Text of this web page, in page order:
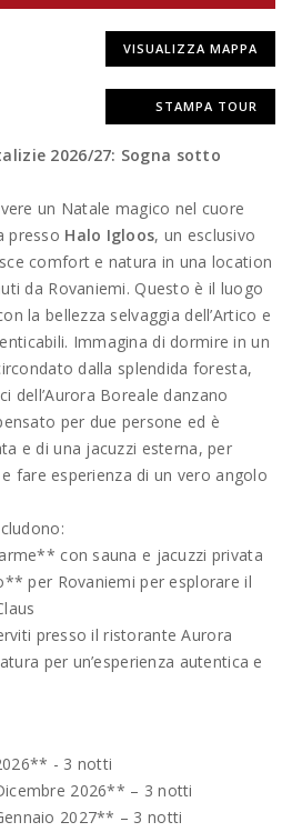
VISUALIZZA MAPPA
STAMPA TOUR
2026/27: Sogna sotto
un Natale magico nel cuore
presso Halo Igloos, un esclusivo
comfort e natura in una location
da Rovaniemi. Questo è il luogo
la bellezza selvaggia dell’Artico e
Immagina di dormire in un
dalla splendida foresta,
dell’Aurora Boreale danzano
per due persone ed è
e di una jacuzzi esterna, per
fare esperienza di un vero angolo
con sauna e jacuzzi privata
per Rovaniemi per esplorare il
presso il ristorante Aurora
per un’esperienza autentica e
- 3 notti
2026** – 3 notti
2027** – 3 notti